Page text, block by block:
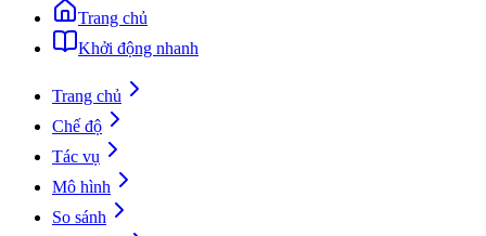
Trang chủ
Khởi động nhanh
Trang chủ
Chế độ
Tác vụ
Mô hình
So sánh